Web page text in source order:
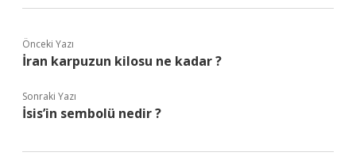
Önceki Yazı
İran karpuzun kilosu ne kadar ?
Sonraki Yazı
İsis’in sembolü nedir ?